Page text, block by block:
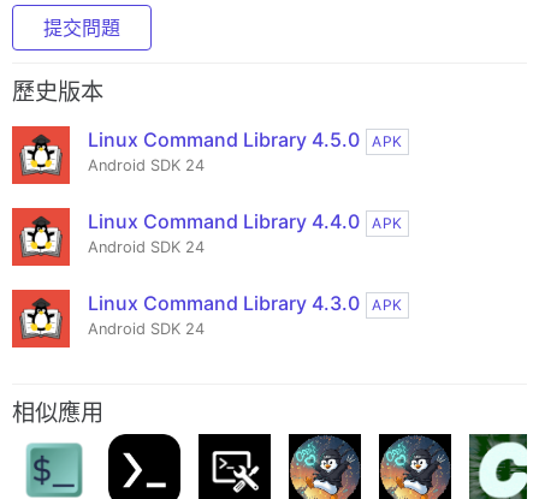
提交問題
歷史版本
Linux Command Library 4.5.0
APK
Android SDK 24
Linux Command Library 4.4.0
APK
Android SDK 24
Linux Command Library 4.3.0
APK
Android SDK 24
相似應用